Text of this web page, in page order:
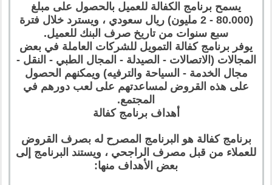
يسمح برنامج الكفالة للعميل بالحصول على مبلغ
(80.000 - 2 مليون) ريال سعودي ، ويسترد خلال فترة
سبع سنوات من تاريخ صرف البنك للعميل.
يوفر برنامج كفالة التمويل للشركات العاملة في بعض
المجالات (الاتصالات - الصيدلة - المجال الطبي - النقل -
مجال الخدمة - السياحة والترفيه) ويمكنهم الحصول
على هذه القروض لمساعدتهم على لعب دورهم في
المجتمع.
أهداف برنامج كفالة
برنامج كفالة هو البرنامج المصرح له بصرف القروض
للعملاء من قبل مصرف الراجحي ، ويستند البرنامج إلى
بعض الأهداف منها: